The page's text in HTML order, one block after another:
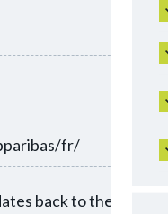
fr/
back to the